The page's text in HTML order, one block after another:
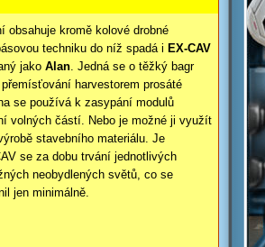
obsahuje kromě kolové drobné
techniku do níž spadá i EX-CAV
jako Alan. Jedná se o těžký bagr
harvestorem prosáté
se používá k zasypání modulů
volných částí. Nebo je možné ji využít
stavebního materiálu. Je
se za dobu trvání jednotlivých
neobydlených světů, co se
jen minimálně.